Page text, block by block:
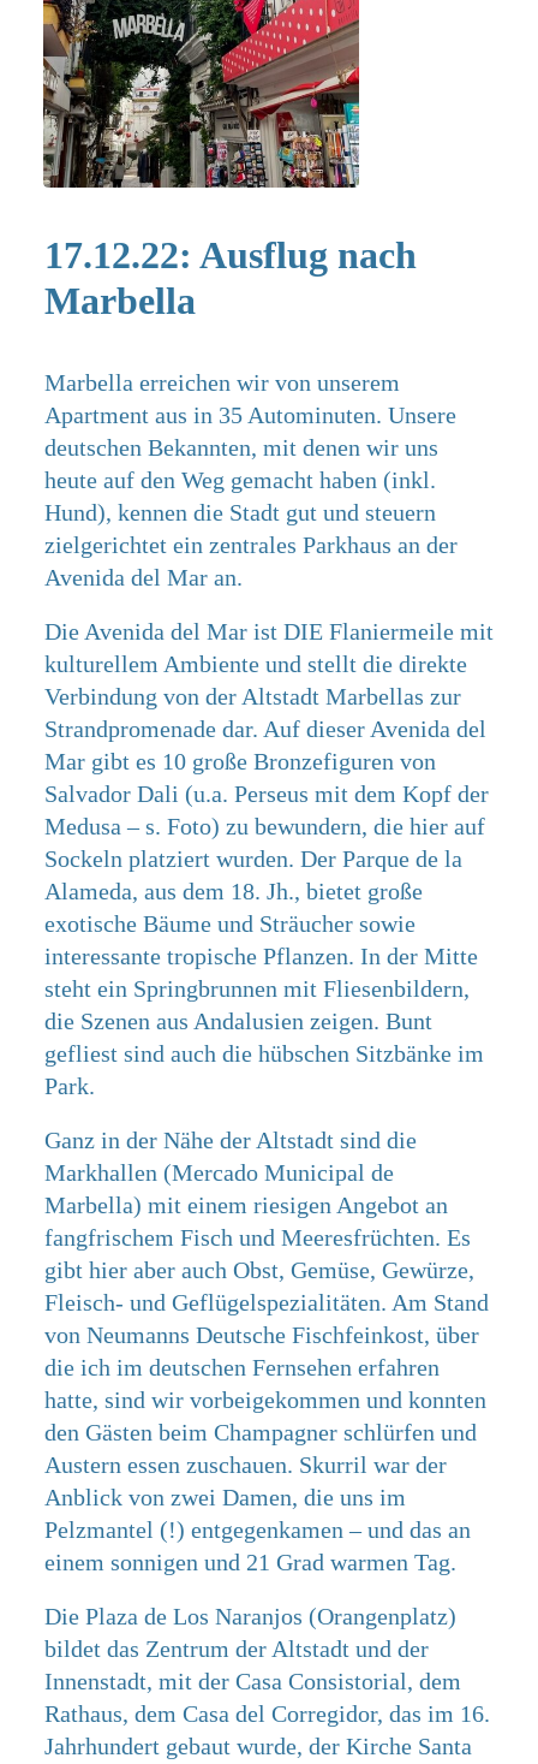
17.12.22: Ausflug nach
Marbella
Marbella erreichen wir von unserem
Apartment aus in 35 Autominuten. Unsere
deutschen Bekannten, mit denen wir uns
heute auf den Weg gemacht haben (inkl.
Hund), kennen die Stadt gut und steuern
zielgerichtet ein zentrales Parkhaus an der
Avenida del Mar an.
Die Avenida del Mar ist DIE Flaniermeile mit
kulturellem Ambiente und stellt die direkte
Verbindung von der Altstadt Marbellas zur
Strandpromenade dar. Auf dieser Avenida del
Mar gibt es 10 große Bronzefiguren von
Salvador Dali (u.a. Perseus mit dem Kopf der
Medusa – s. Foto) zu bewundern, die hier auf
Sockeln platziert wurden. Der Parque de la
Alameda, aus dem 18. Jh., bietet große
exotische Bäume und Sträucher sowie
interessante tropische Pflanzen. In der Mitte
steht ein Springbrunnen mit Fliesenbildern,
die Szenen aus Andalusien zeigen. Bunt
gefliest sind auch die hübschen Sitzbänke im
Park.
Ganz in der Nähe der Altstadt sind die
Markhallen (Mercado Municipal de
Marbella) mit einem riesigen Angebot an
fangfrischem Fisch und Meeresfrüchten. Es
gibt hier aber auch Obst, Gemüse, Gewürze,
Fleisch- und Geflügelspezialitäten. Am Stand
von Neumanns Deutsche Fischfeinkost, über
die ich im deutschen Fernsehen erfahren
hatte, sind wir vorbeigekommen und konnten
den Gästen beim Champagner schlürfen und
Austern essen zuschauen. Skurril war der
Anblick von zwei Damen, die uns im
Pelzmantel (!) entgegenkamen – und das an
einem sonnigen und 21 Grad warmen Tag.
Die Plaza de Los Naranjos (Orangenplatz)
bildet das Zentrum der Altstadt und der
Innenstadt, mit der Casa Consistorial, dem
Rathaus, dem Casa del Corregidor, das im 16.
Jahrhundert gebaut wurde, der Kirche Santa